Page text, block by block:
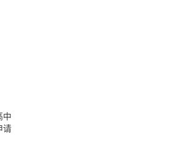
中
请